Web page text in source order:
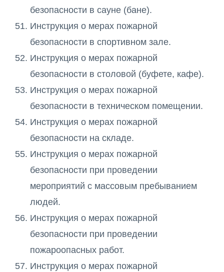
безопасности в сауне (бане).
Инструкция о мерах пожарной
безопасности в спортивном зале.
Инструкция о мерах пожарной
безопасности в столовой (буфете, кафе).
Инструкция о мерах пожарной
безопасности в техническом помещении.
Инструкция о мерах пожарной
безопасности на складе.
Инструкция о мерах пожарной
безопасности при проведении
мероприятий с массовым пребыванием
людей.
Инструкция о мерах пожарной
безопасности при проведении
пожароопасных работ.
Инструкция о мерах пожарной